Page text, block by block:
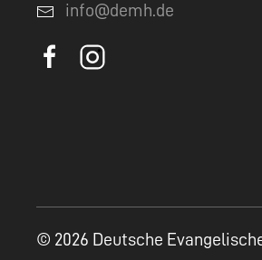
info@demh.de
© 2026 Deutsche